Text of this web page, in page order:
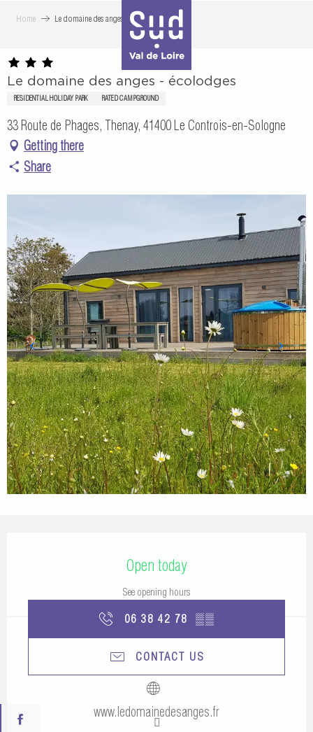
principal
Home Le domaine des anges - écolodges
Le domaine des anges - écolodges
RESIDENTIAL HOLIDAY PARK RATED CAMPGROUND
33 Route de Phages, Thenay, 41400 Le Controis-en-Sologne
Getting there
Share
Open today
See opening hours
06 38 42 78 ▒▒
CONTACT US
www.ledomainedesanges.fr